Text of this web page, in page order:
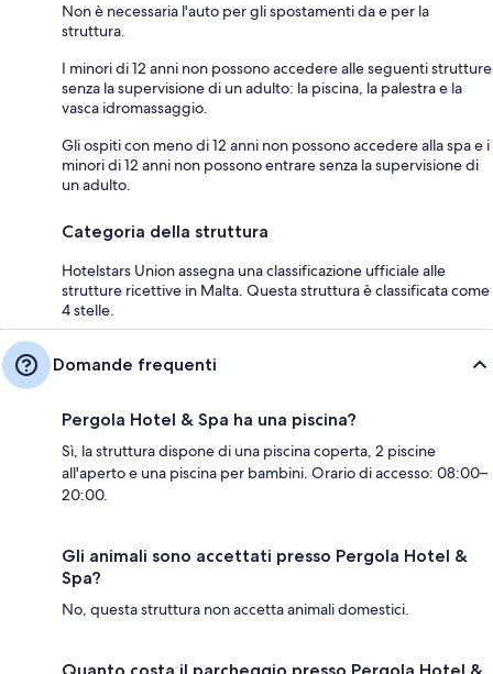
Non è necessaria l'auto per gli spostamenti da e per la
struttura.
I minori di 12 anni non possono accedere alle seguenti strutture
senza la supervisione di un adulto: la piscina, la palestra e la
vasca idromassaggio.
Gli ospiti con meno di 12 anni non possono accedere alla spa e i
minori di 12 anni non possono entrare senza la supervisione di
un adulto.
Categoria della struttura
Hotelstars Union assegna una classificazione ufficiale alle
strutture ricettive in Malta. Questa struttura è classificata come
4 stelle.
Domande frequenti
Pergola Hotel & Spa ha una piscina?
Sì, la struttura dispone di una piscina coperta, 2 piscine
all'aperto e una piscina per bambini. Orario di accesso: 08:00–
20:00.
Gli animali sono accettati presso Pergola Hotel &
Spa?
No, questa struttura non accetta animali domestici.